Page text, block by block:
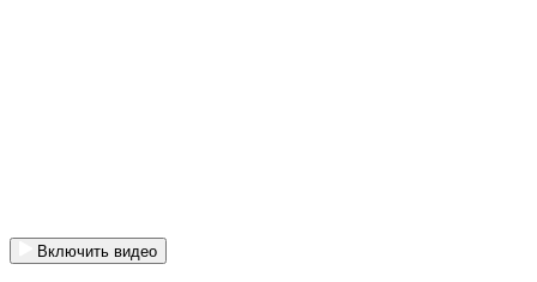
Включить видео